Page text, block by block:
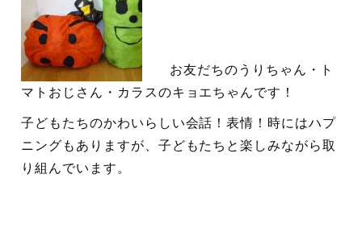
お友だちのうりちゃん・ト
マトおじさん・カラスのキョエちゃんです！
子どもたちのかわいらしい会話！表情！時にはハプ
ニングもありますが、子どもたちと楽しみながら取
り組んでいます。